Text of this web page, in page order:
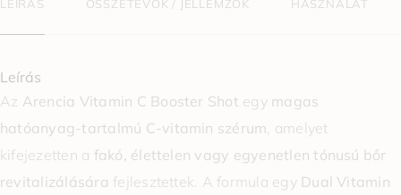
LEÍRÁS ÖSSZETEVŐK / JELLEMZŐK HASZNÁLAT
Leírás
Az Arencia Vitamin C Booster Shot egy magas
hatóanyag-tartalmú C-vitamin szérum, amelyet
kifejezetten a fakó, élettelen vagy egyenetlen tónusú bőr
revitalizálására fejlesztettek. A formula egy Dual Vitamin